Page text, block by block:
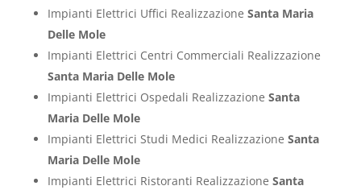
Impianti Elettrici Uffici Realizzazione Santa Maria
Delle Mole
Impianti Elettrici Centri Commerciali Realizzazione
Santa Maria Delle Mole
Impianti Elettrici Ospedali Realizzazione Santa
Maria Delle Mole
Impianti Elettrici Studi Medici Realizzazione Santa
Maria Delle Mole
Impianti Elettrici Ristoranti Realizzazione Santa